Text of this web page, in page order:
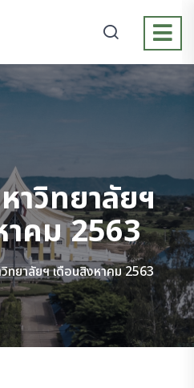
าวิทยาลัยฯ
คม 2563
ทยาลัยฯ เดือนสิงหาคม 2563